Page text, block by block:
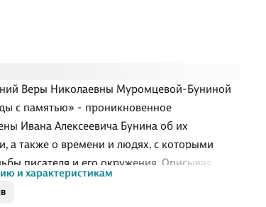
Веры Николаевны Муромцевой-Буниной
с памятью» - проникновенное
Ивана Алексеевича Бунина об их
а также о времени и людях, с которыми
писателя и его окружения. Описывая
вместе с Буниным - с момента их
лет его жизни, - Вера Николаевна
и характеристикам